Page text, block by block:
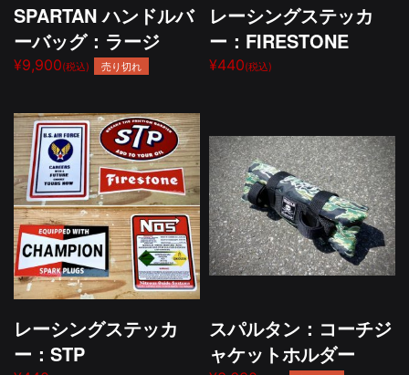
SPARTAN ハンドルバ
ーバッグ：ラージ
¥9,900(税込) 売り切れ
レーシングステッカ
ー：FIRESTONE
¥440(税込)
レーシングステッカ
ー：STP
スパルタン：コーチジ
ャケットホルダー